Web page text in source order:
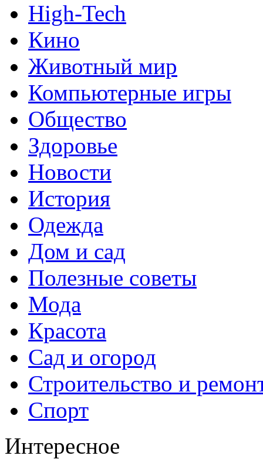
High-Tech
Кино
Животный мир
Компьютерные игры
Общество
Здоровье
Новости
История
Одежда
Дом и сад
Полезные советы
Мода
Красота
Сад и огород
Строительство и
Спорт
Интересное